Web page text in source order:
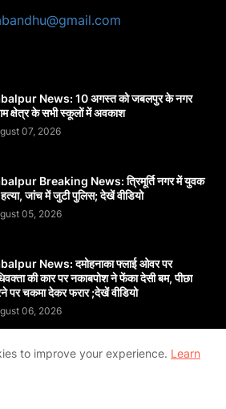
News: 10 अगस्त को जबलपुर के नगर
क्षेत्र के सभी स्कूलों में अवकाश
07, 2026
Breaking News: त्रिमूर्ति नगर में युवक
जांच में जुटी पुलिस; देखें वीडियो
05, 2026
News: दमोहनाका फ्लाई ओवर पर
की कार पर नकाबपोश ने फेंका देसी बम, पीछा
पर चकमा देकर फरार ;देखें वीडियो
06, 2026
to improve your experience. Learn